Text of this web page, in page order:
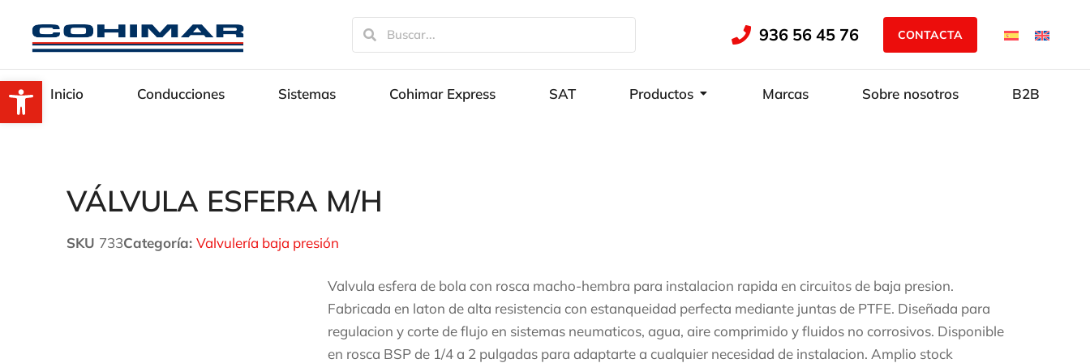
936 56 45 76 CONTACTA
Inicio Conducciones Sistemas Cohimar Express SAT Productos Marcas Sobre nosotros B2B
VÁLVULA ESFERA M/H
SKU 733Categoría: Valvulería baja presión
Valvula esfera de bola con rosca macho-hembra para instalacion rapida en circuitos de baja presion.
Fabricada en laton de alta resistencia con estanqueidad perfecta mediante juntas de PTFE. Diseñada para
regulacion y corte de flujo en sistemas neumaticos, agua, aire comprimido y fluidos no corrosivos. Disponible
en rosca BSP de 1/4 a 2 pulgadas para adaptarte a cualquier necesidad de instalacion. Amplio stock
Abrir barra de herramientas